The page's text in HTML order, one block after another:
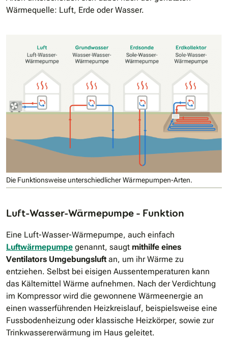
Wärmequelle: Luft, Erde oder Wasser.
Die Funktionsweise unterschiedlicher Wärmepumpen-Arten.
Luft-Wasser-Wärmepumpe – Funktion
Eine Luft-Wasser-Wärmepumpe, auch einfach
Luftwärmepumpe genannt, saugt mithilfe eines
Ventilators Umgebungsluft an, um ihr Wärme zu
entziehen. Selbst bei eisigen Aussentemperaturen kann
das Kältemittel Wärme aufnehmen. Nach der Verdichtung
im Kompressor wird die gewonnene Wärmeenergie an
einen wasserführenden Heizkreislauf, beispielsweise eine
Fussbodenheizung oder klassische Heizkörper, sowie zur
Trinkwassererwärmung im Haus geleitet.